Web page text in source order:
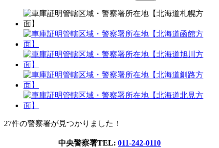
27件の警察署が見つかりました！
中央警察署TEL: 011-242-0110